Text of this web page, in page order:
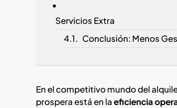
Servicios Extra
Conclusión: Menos
En el competitivo mundo del
prospera está en laeficiencia